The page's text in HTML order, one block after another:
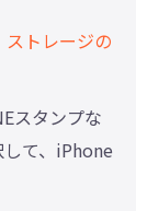
ストレージの
スタンプな
て、iPhone